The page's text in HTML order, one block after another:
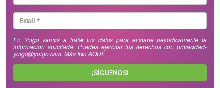
En Yoigo vamos a tratar tus datos para enviarte periódicamente la
información solicitada. Puedes ejercitar tus derechos con privacidad-
yoigo@yoigo.com. Más InfoAQUÍ.
¡SÍGUENOS!